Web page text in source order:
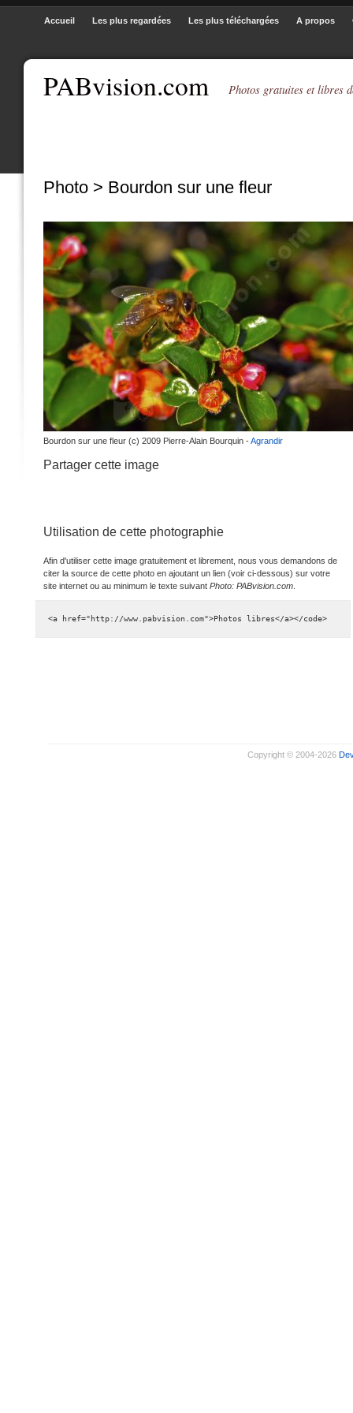
PABvision.com Photos gratuites et libres
Accueil Les plus regardées Les plus téléchargées A propos
Photo > Bourdon sur une fleur
Bourdon sur une fleur (c) 2009 Pierre-Alain Bourquin -Agrandir
Partager cette image
Utilisation de cette photographie
Afin d'utiliser cette image gratuitement et librement, nous vous demandons de
citer la source de cette photo en ajoutant un lien (voir ci-dessous) sur votre
site internet ou au minimum le texte suivant Photo: PABvision.com
<a href="http://www.pabvision.com">Photos libres</a></code>
Copyright © 2004-2026